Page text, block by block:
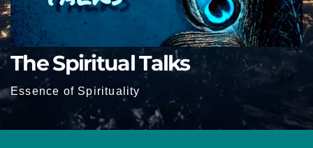
The Spiritual Talks
Essence of Spirituality